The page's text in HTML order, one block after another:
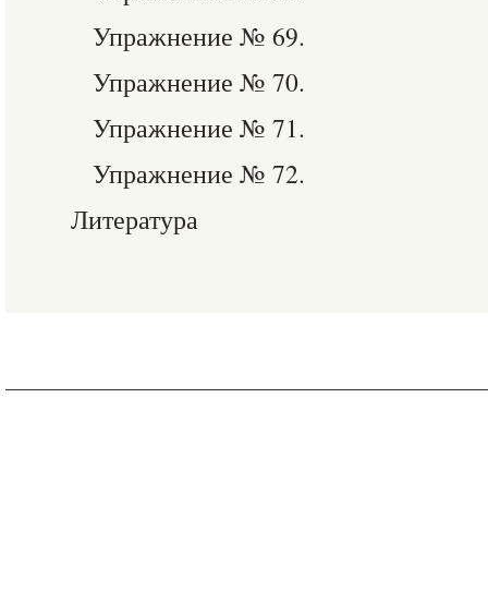
Упражнение № 69.
Упражнение № 70.
Упражнение № 71.
Упражнение № 72.
Литература